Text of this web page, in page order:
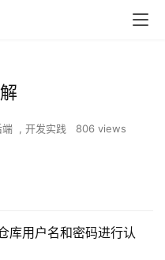
端 , 开发实践 806 views
库用户名和密码进行认